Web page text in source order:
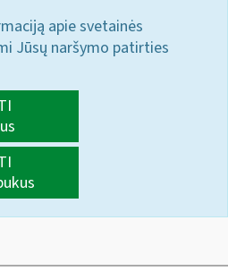
apie svetainės
Jūsų naršymo patirties